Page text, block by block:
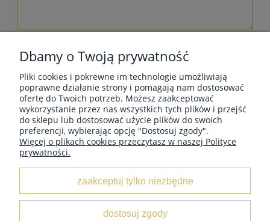
MOJE KONTO
O NAS
Dbamy o Twoją prywatność
Pliki cookies i pokrewne im technologie umożliwiają
poprawne działanie strony i pomagają nam dostosować
ofertę do Twoich potrzeb. Możesz zaakceptować
wykorzystanie przez nas wszystkich tych plików i przejść
do sklepu lub dostosować użycie plików do swoich
preferencji, wybierając opcję "Dostosuj zgody".
Więcej o plikach cookies przeczytasz w naszej Polityce
prywatności.
zaakceptuj tylko niezbędne
dostosuj zgody